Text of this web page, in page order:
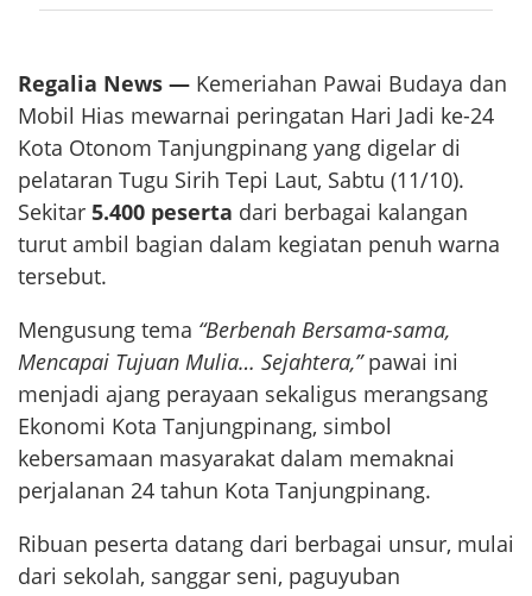
Regalia News — Kemeriahan Pawai Budaya dan
Mobil Hias mewarnai peringatan Hari Jadi ke-24
Kota Otonom Tanjungpinang yang digelar di
pelataran Tugu Sirih Tepi Laut, Sabtu (11/10).
Sekitar 5.400 peserta dari berbagai kalangan
turut ambil bagian dalam kegiatan penuh warna
tersebut.
Mengusung tema “Berbenah Bersama-sama,
Mencapai Tujuan Mulia… Sejahtera,”pawai ini
menjadi ajang perayaan sekaligus merangsang
Ekonomi Kota Tanjungpinang, simbol
kebersamaan masyarakat dalam memaknai
perjalanan 24 tahun Kota Tanjungpinang.
Ribuan peserta datang dari berbagai unsur, mulai
dari sekolah, sanggar seni, paguyuban